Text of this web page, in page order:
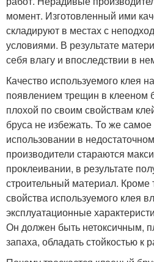
момент. Изготовленный ими
складируют в местах с
условиями. В результате
себя влагу и впоследствии в
Качество используемого клея
появлением трещин в клееном
плохой по своим свойствам
бруса не избежать. То же
использовании в
производители стараются
проклеивании, в результате
строительный материал. Кроме
свойства используемого клея
эксплуатационные
Он должен быть нетоксичным,
запаха, обладать стойкостью к